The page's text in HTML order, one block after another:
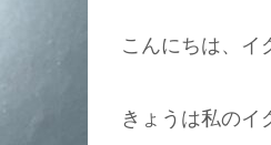
こんにちは、イ
きょうは私のイ